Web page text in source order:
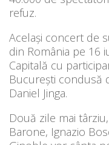
refuz.
Același concert de
din România pe 16
Capitală cu
București condusă
Daniel Jinga.
Două zile mai
Barone, Ignazio